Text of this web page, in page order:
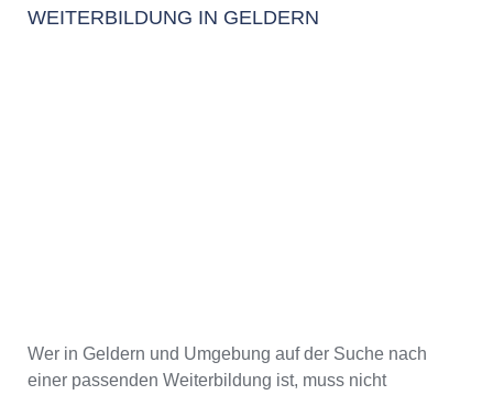
WEITERBILDUNG IN GELDERN
Wer in Geldern und Umgebung auf der Suche nach
einer passenden Weiterbildung ist, muss nicht